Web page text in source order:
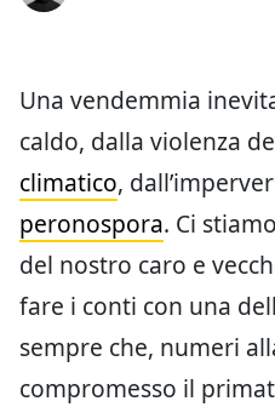
Una vendemmia
caldo, dalla violenza
climatico,
peronospora. Ci
del nostro caro e
fare i conti con una
sempre che, numeri
compromesso il